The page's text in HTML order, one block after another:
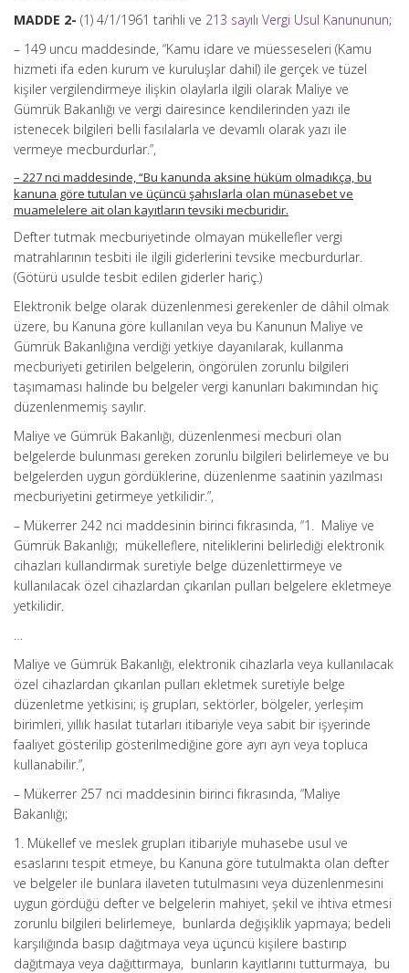
MADDE 2- (1) 4/1/1961 tarihli ve 213 sayılı Vergi Usul Kanununun;
– 149 uncu maddesinde, “Kamu idare ve müesseseleri (Kamu
hizmeti ifa eden kurum ve kuruluşlar dahil) ile gerçek ve tüzel
kişiler vergilendirmeye ilişkin olaylarla ilgili olarak Maliye ve
Gümrük Bakanlığı ve vergi dairesince kendilerinden yazı ile
istenecek bilgileri belli fasılalarla ve devamlı olarak yazı ile
vermeye mecburdurlar.”,
– 227 nci maddesinde, “Bu kanunda aksine hüküm olmadıkça, bu
kanuna göre tutulan ve üçüncü şahıslarla olan münasebet ve
muamelelere ait olan kayıtların tevsiki mecburidir.
Defter tutmak mecburiyetinde olmayan mükellefler vergi
matrahlarının tesbiti ile ilgili giderlerini tevsike mecburdurlar.
(Götürü usulde tesbit edilen giderler hariç.)
Elektronik belge olarak düzenlenmesi gerekenler de dâhil olmak
üzere, bu Kanuna göre kullanılan veya bu Kanunun Maliye ve
Gümrük Bakanlığına verdiği yetkiye dayanılarak, kullanma
mecburiyeti getirilen belgelerin, öngörülen zorunlu bilgileri
taşımaması halinde bu belgeler vergi kanunları bakımından hiç
düzenlenmemiş sayılır.
Maliye ve Gümrük Bakanlığı, düzenlenmesi mecburi olan
belgelerde bulunması gereken zorunlu bilgileri belirlemeye ve bu
belgelerden uygun gördüklerine, düzenlenme saatinin yazılması
mecburiyetini getirmeye yetkilidir.”,
– Mükerrer 242 nci maddesinin birinci fıkrasında, “1. Maliye ve
Gümrük Bakanlığı; mükelleflere, niteliklerini belirlediği elektronik
cihazları kullandırmak suretiyle belge düzenlettirmeye ve
kullanılacak özel cihazlardan çıkarılan pulları belgelere ekletmeye
yetkilidir.
…
Maliye ve Gümrük Bakanlığı, elektronik cihazlarla veya kullanılacak
özel cihazlardan çıkarılan pulları ekletmek suretiyle belge
düzenletme yetkisini; iş grupları, sektörler, bölgeler, yerleşim
birimleri, yıllık hasılat tutarları itibariyle veya sabit bir işyerinde
faaliyet gösterilip gösterilmediğine göre ayrı ayrı veya topluca
kullanabilir.”,
– Mükerrer 257 nci maddesinin birinci fıkrasında, “Maliye
Bakanlığı;
1. Mükellef ve meslek grupları itibariyle muhasebe usul ve
esaslarını tespit etmeye, bu Kanuna göre tutulmakta olan defter
ve belgeler ile bunlara ilaveten tutulmasını veya düzenlenmesini
uygun gördüğü defter ve belgelerin mahiyet, şekil ve ihtiva etmesi
zorunlu bilgileri belirlemeye, bunlarda değişiklik yapmaya; bedeli
karşılığında basıp dağıtmaya veya üçüncü kişilere bastırıp
dağıtmaya veya dağıttırmaya, bunların kayıtlarını tutturmaya, bu